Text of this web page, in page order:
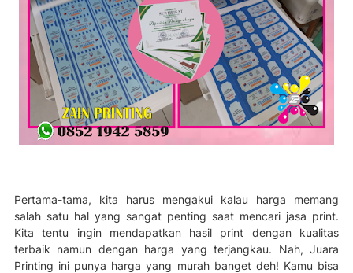
Pertama-tama, kita harus mengakui kalau harga memang
salah satu hal yang sangat penting saat mencari jasa print.
Kita tentu ingin mendapatkan hasil print dengan kualitas
terbaik namun dengan harga yang terjangkau. Nah, Juara
Printing ini punya harga yang murah banget deh! Kamu bisa